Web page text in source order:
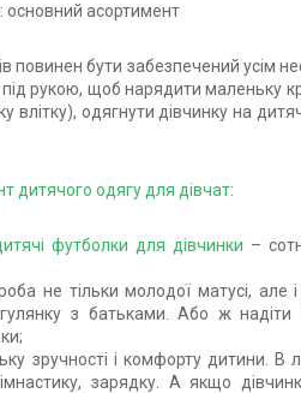
основний асортимент
бути забезпечений усім
під рукою, щоб нарядити
влітку), одягнути дівчинку на
дитячого одягу для дівчат:
футболки для дівчинки –
не тільки молодої матусі,
з батьками. Або ж
зручності і комфорту дитини.
зарядку. А якщо